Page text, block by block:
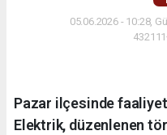
05.06.2026 - 10:28,
Pazar ilçesinde
Elektrik, düzenlenen